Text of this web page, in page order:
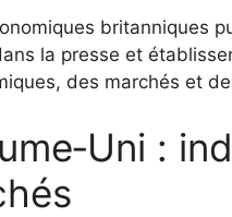
britanniques
la presse et
des marchés et
: